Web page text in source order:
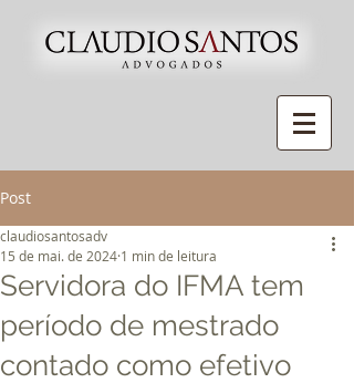
Post
Servidora do IFMA tem
período de mestrado
contado como efetivo
claudiosantosadv
15 de mai. de 2024 1 min de leitura